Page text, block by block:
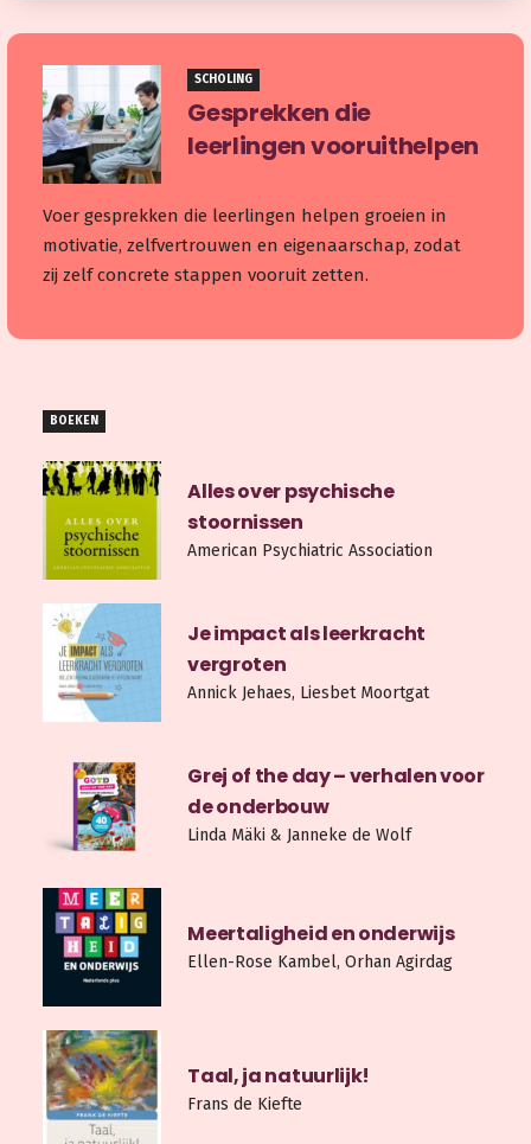
SCHOLING
Gesprekken die
leerlingen vooruithelpen
Voer gesprekken die leerlingen helpen groeien in
motivatie, zelfvertrouwen en eigenaarschap, zodat
zij zelf concrete stappen vooruit zetten.
BOEKEN
Alles over psychische
stoornissen
American Psychiatric Association
Je impact als leerkracht
vergroten
Annick Jehaes, Liesbet Moortgat
Grej of the day – verhalen voor
de onderbouw
Linda Mäki & Janneke de Wolf
Meertaligheid en onderwijs
Ellen-Rose Kambel, Orhan Agirdag
Taal, ja natuurlijk!
Frans de Kiefte